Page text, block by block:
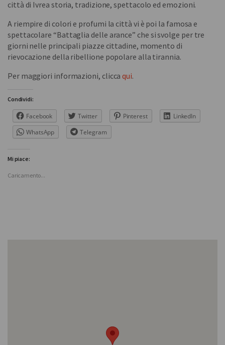
città di Ivrea storia, tradizione, spettacolo ed emozioni.
A riempire di colori e profumi la città vi è poi la famosa e
spettacolare “Battaglia delle arance” che si svolge per tre
giorni nelle principali piazze cittadine, momento di
rievocazione della ribellione popolare alla tirannia.
Per maggiori informazioni, cliccaqui.
Condividi:
Facebook Twitter Pinterest
LinkedIn
WhatsApp
Telegram
Mi piace:
Caricamento...